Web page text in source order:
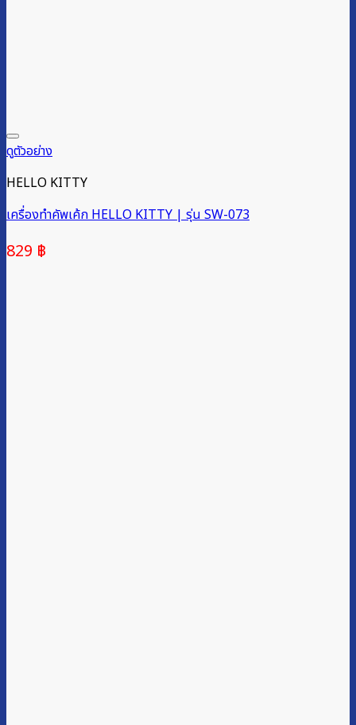
ดูตัวอย่าง
HELLO KITTY
เครื่องทำคัพเค้ก HELLO KITTY | รุ่น SW-073
829 ฿